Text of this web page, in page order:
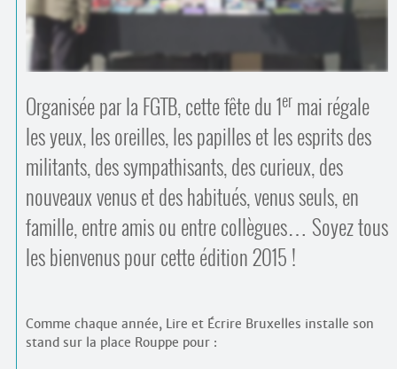
Bienvenue en Belgique
Organisée par la FGTB, cette fête du 1ermai régale
les yeux, les oreilles, les papilles et les esprits des
militants, des sympathisants, des curieux, des
nouveaux venus et des habitués, venus seuls, en
famille, entre amis ou entre collègues… Soyez tous
les bienvenus pour cette édition 2015 !
Comme chaque année, Lire et Écrire Bruxelles installe son
stand sur la place Rouppe pour :